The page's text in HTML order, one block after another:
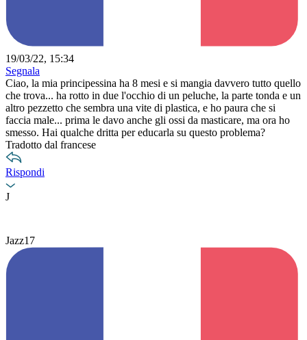
19/03/22, 15:34
Segnala
Ciao, la mia principessina ha 8 mesi e si mangia davvero tutto quello
che trova... ha rotto in due l'occhio di un peluche, la parte tonda e un
altro pezzetto che sembra una vite di plastica, e ho paura che si
faccia male... prima le davo anche gli ossi da masticare, ma ora ho
smesso. Hai qualche dritta per educarla su questo problema?
Tradotto dal francese
Rispondi
J
Jazz17